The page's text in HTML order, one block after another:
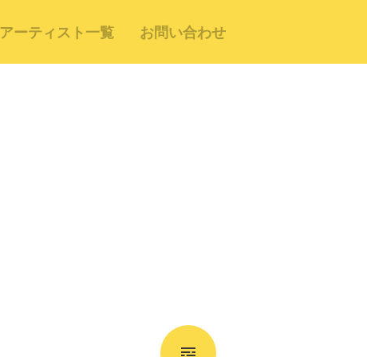
アーティスト一覧 お問い合わせ